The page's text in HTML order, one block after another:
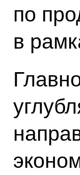
по
в